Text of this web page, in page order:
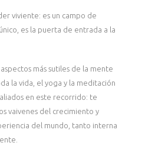
viviente: es un campo de
es la puerta de entrada a la
aspectos más sutiles de la mente
la vida, el yoga y la meditación
en este recorrido: te
vaivenes del crecimiento y
del mundo, tanto interna